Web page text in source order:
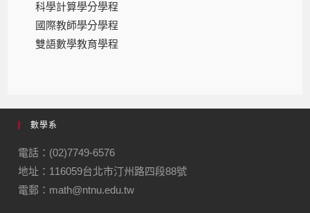
科學計算學分學程
國際教師學分學程
雙語數學教育學程
數學系
電話：(02)7749-6576
地址：116059台北市汀州路四段88號
電郵：math@ntnu.edu.tw